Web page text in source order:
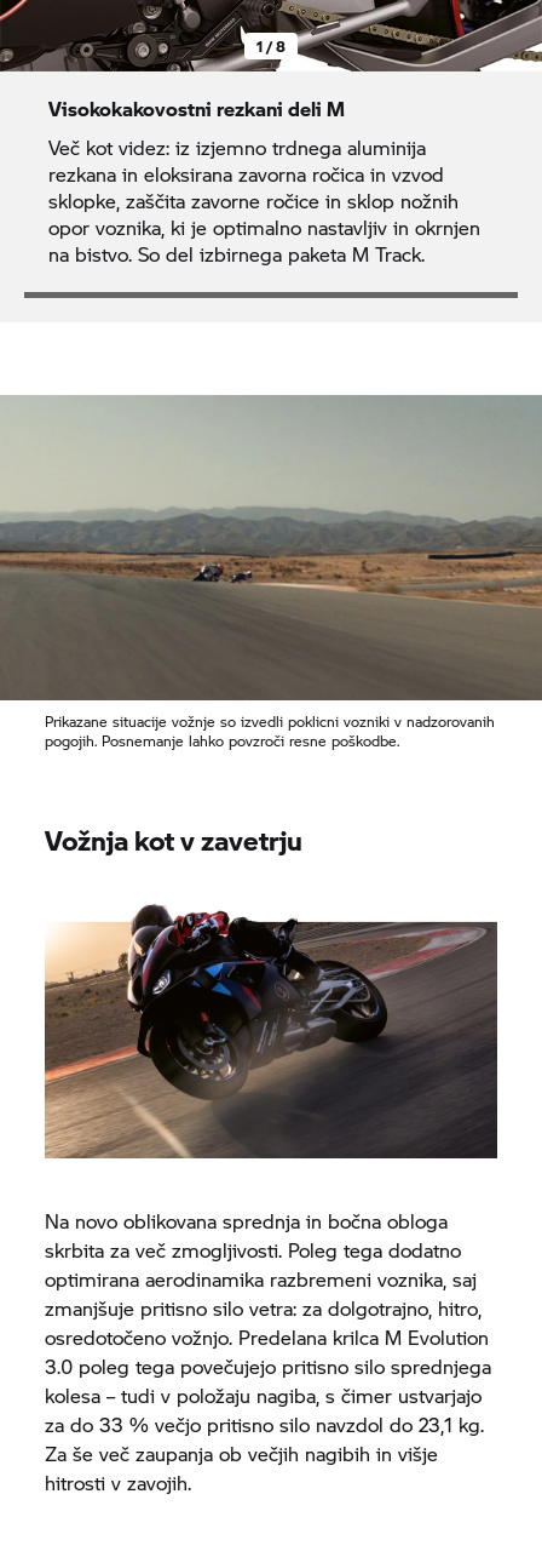
1 / 8
Visokokakovostni rezkani deli M
Več kot videz: iz izjemno trdnega aluminija
rezkana in eloksirana zavorna ročica in vzvod
sklopke, zaščita zavorne ročice in sklop nožnih
opor voznika, ki je optimalno nastavljiv in okrnjen
na bistvo. So del izbirnega paketa M Track.
Prikazane situacije vožnje so izvedli poklicni vozniki v nadzorovanih
pogojih. Posnemanje lahko povzroči resne poškodbe.
Vožnja kot v zavetrju
Na novo oblikovana sprednja in bočna obloga
skrbita za več zmogljivosti. Poleg tega dodatno
optimirana aerodinamika razbremeni voznika, saj
zmanjšuje pritisno silo vetra: za dolgotrajno, hitro,
osredotočeno vožnjo. Predelana krilca M Evolution
3.0 poleg tega povečujejo pritisno silo sprednjega
kolesa – tudi v položaju nagiba, s čimer ustvarjajo
za do 33 % večjo pritisno silo navzdol do 23,1 kg.
Za še več zaupanja ob večjih nagibih in višje
hitrosti v zavojih.